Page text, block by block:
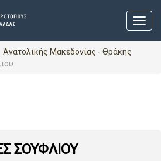
Ανατολικής Μακεδονίας - Θράκης
ΣΟΥΦΛΙΟΥ